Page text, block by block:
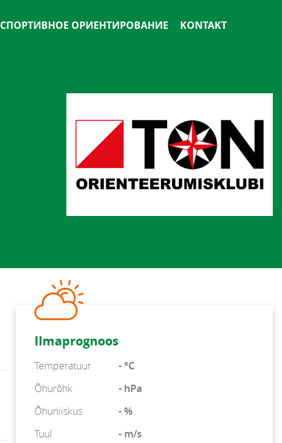
СПОРТИВНОЕ ОРИЕНТИРОВАНИЕ KONTAKT
Ilmaprognoos
Temperatuur
- °C
Õhurõhk
- hPa
Õhuniiskus
- %
Tuul
- m/s